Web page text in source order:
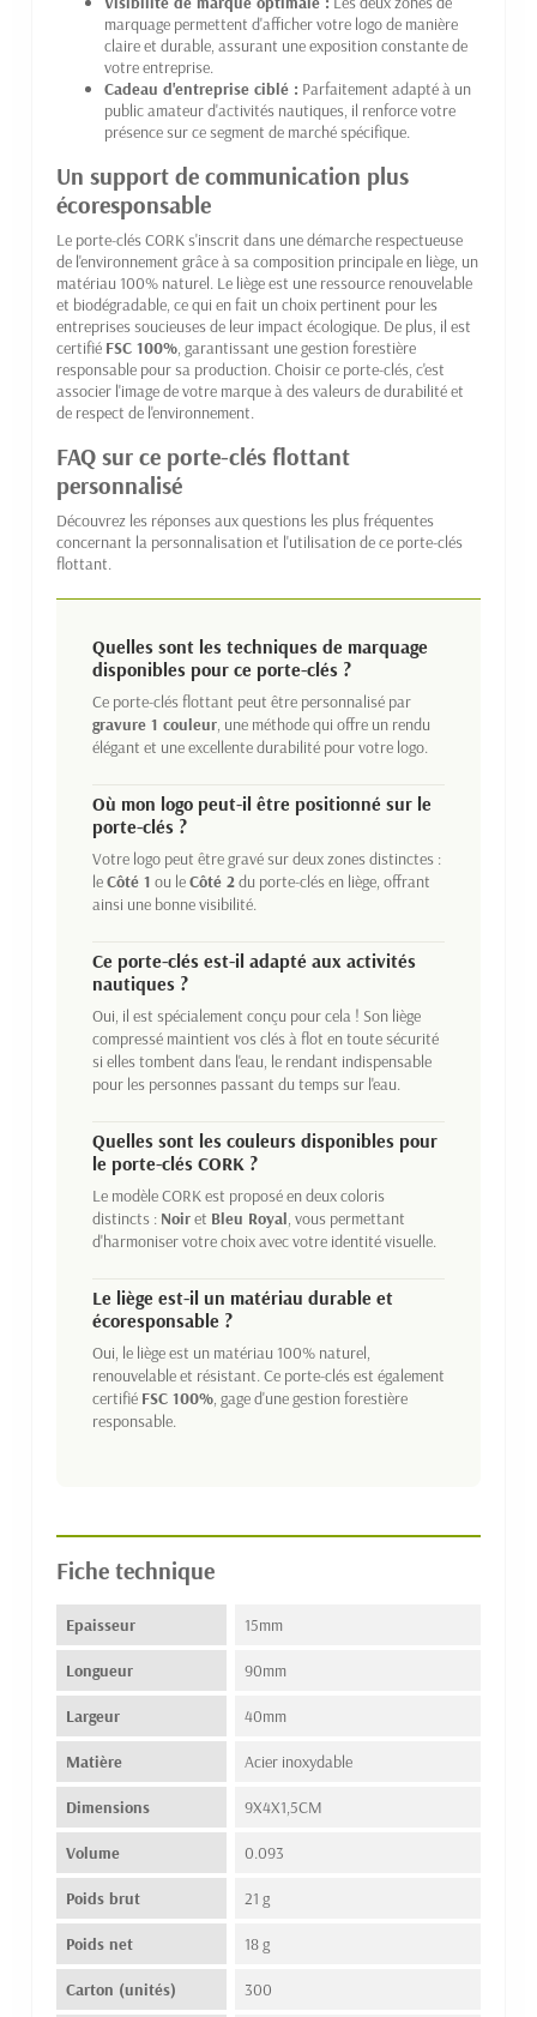
marquage permettent d'afficher votre logo de manière
claire et durable, assurant une exposition constante de
votre entreprise.
Cadeau d'entreprise ciblé : Parfaitement adapté à un
public amateur d'activités nautiques, il renforce votre
présence sur ce segment de marché spécifique.
Un support de communication plus
écoresponsable
Le porte-clés CORK s'inscrit dans une démarche respectueuse
de l'environnement grâce à sa composition principale en liège, un
matériau 100% naturel. Le liège est une ressource renouvelable
et biodégradable, ce qui en fait un choix pertinent pour les
entreprises soucieuses de leur impact écologique. De plus, il est
certifié FSC 100%, garantissant une gestion forestière
responsable pour sa production. Choisir ce porte-clés, c'est
associer l'image de votre marque à des valeurs de durabilité et
de respect de l'environnement.
FAQ sur ce porte-clés flottant
personnalisé
Découvrez les réponses aux questions les plus fréquentes
concernant la personnalisation et l'utilisation de ce porte-clés
flottant.
Quelles sont les techniques de marquage
disponibles pour ce porte-clés ?
Ce porte-clés flottant peut être personnalisé par
gravure 1 couleur, une méthode qui offre un rendu
élégant et une excellente durabilité pour votre logo.
Où mon logo peut-il être positionné sur le
porte-clés ?
Votre logo peut être gravé sur deux zones distinctes :
leCôté 1 ou leCôté 2du porte-clés en liège, offrant
ainsi une bonne visibilité.
Ce porte-clés est-il adapté aux activités
nautiques ?
Oui, il est spécialement conçu pour cela ! Son liège
compressé maintient vos clés à flot en toute sécurité
si elles tombent dans l'eau, le rendant indispensable
pour les personnes passant du temps sur l'eau.
Quelles sont les couleurs disponibles pour
le porte-clés CORK ?
Le modèle CORK est proposé en deux coloris
distincts : Noiret Bleu Royal, vous permettant
d'harmoniser votre choix avec votre identité visuelle.
Le liège est-il un matériau durable et
écoresponsable ?
Oui, le liège est un matériau 100% naturel,
renouvelable et résistant. Ce porte-clés est également
certifié FSC 100%, gage d'une gestion forestière
responsable.
Fiche technique
Epaisseur 15mm
Longueur 90mm
Largeur 40mm
Matière Acier inoxydable
Dimensions 9X4X1,5CM
Volume 0.093
Poids brut 21 g
Poids net 18 g
Carton (unités) 300